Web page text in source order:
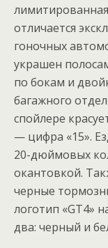
отличается
гоночных
украшен
по бокам и
багажного
спойлере
— цифра «15».
20-дюймовых
окантовкой.
черные
логотип «GT4»
два: черный и